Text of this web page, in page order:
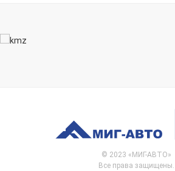
© 2023 «МИГ-АВТО»
Все права защищены.